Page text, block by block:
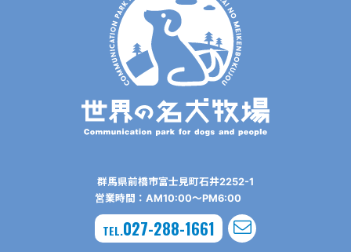
群⾺県前橋市富⼠⾒町⽯井2252-1
営業時間：AM10:00〜PM6:00
TEL.027-288-1661